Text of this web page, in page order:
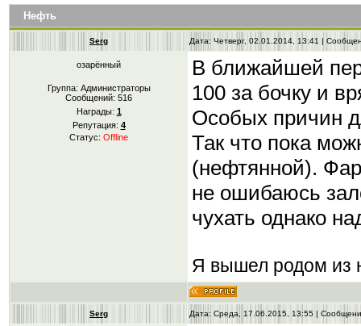
Нефть
Serg Дата: Четверг, 02.01.2014, 13:41 |
озарённый
Группа: Администраторы
Сообщений: 516
Награды: 1
Репутация: 4
Статус: Offline
В ближайшей
100 за бочку и
Особых причин
Так что пока
(нефтянной).
не ошибаюсь
чухать однако
Я вышел родом из
Serg Дата: Среда, 17.06.2015, 13:55 |